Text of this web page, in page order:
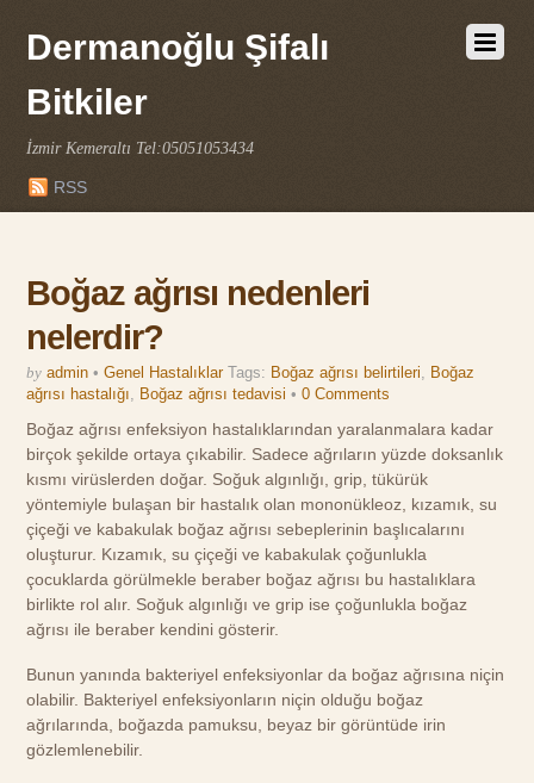
Dermanoğlu Şifalı
Bitkiler
İzmir Kemeraltı Tel:05051053434
RSS
Boğaz ağrısı nedenleri
nelerdir?
by admin • Genel Hastalıklar Tags: Boğaz ağrısı belirtileri, Boğaz
ağrısı hastalığı, Boğaz ağrısı tedavisi •0 Comments
Boğaz ağrısı enfeksiyon hastalıklarından yaralanmalara kadar
birçok şekilde ortaya çıkabilir. Sadece ağrıların yüzde doksanlık
kısmı virüslerden doğar. Soğuk algınlığı, grip, tükürük
yöntemiyle bulaşan bir hastalık olan mononükleoz, kızamık, su
çiçeği ve kabakulak boğaz ağrısı sebeplerinin başlıcalarını
oluşturur. Kızamık, su çiçeği ve kabakulak çoğunlukla
çocuklarda görülmekle beraber boğaz ağrısı bu hastalıklara
birlikte rol alır. Soğuk algınlığı ve grip ise çoğunlukla boğaz
ağrısı ile beraber kendini gösterir.
Bunun yanında bakteriyel enfeksiyonlar da boğaz ağrısına niçin
olabilir. Bakteriyel enfeksiyonların niçin olduğu boğaz
ağrılarında, boğazda pamuksu, beyaz bir görüntüde irin
gözlemlenebilir.